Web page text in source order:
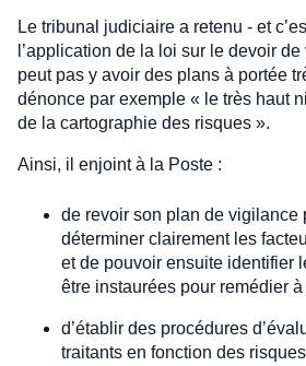
Le tribunal judiciaire a retenu - et
l’application de la loi sur le devoir
peut pas y avoir des plans à portée
dénonce par exemple « le très haut
de la cartographie des risques ».
Ainsi, il enjoint à la Poste :
de revoir son plan de vigilance
déterminer clairement les
et de pouvoir ensuite identifier
être instaurées pour remédier
d’établir des procédures
traitants en fonction des